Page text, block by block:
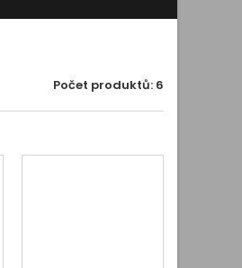
Počet produktů: 6